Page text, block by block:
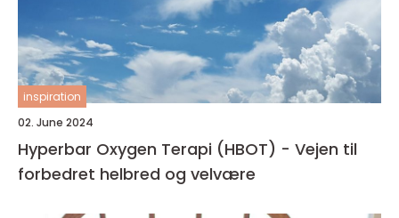
inspiration
02. June 2024
Hyperbar Oxygen Terapi (HBOT) - Vejen til
forbedret helbred og velvære